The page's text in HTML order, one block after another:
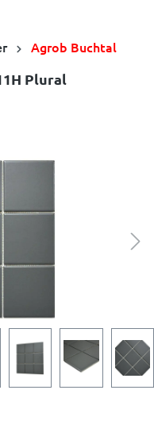
Agrob Buchtal
Plural